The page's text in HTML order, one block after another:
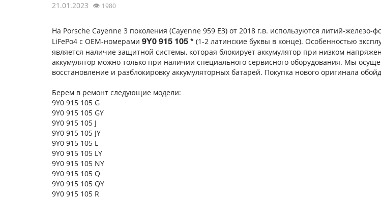
21.01.2023 👁 1980
На Porsche Cayenne 3 поколения (Cayenne 959 E3) от 2018 г.в. используются литий-железо-
LiFePo4 с OEM-номерами 9Y0 915 105 * (1-2 латинские буквы в конце). Особенностью
является наличие защитной системы, которая блокирует аккумулятор при низком
аккумулятор можно только при наличии специального сервисного оборудования. Мы
восстановление и разблокировку аккумуляторных батарей. Покупка нового оригинала
Берем в ремонт следующие модели:
9Y0 915 105 G
9Y0 915 105 GY
9Y0 915 105 J
9Y0 915 105 JY
9Y0 915 105 L
9Y0 915 105 LY
9Y0 915 105 NY
9Y0 915 105 Q
9Y0 915 105 QY
9Y0 915 105 R